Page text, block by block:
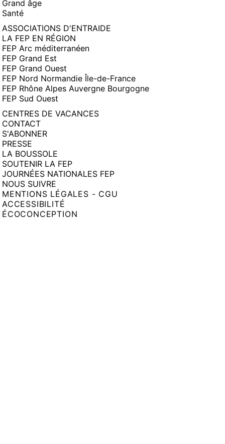
Grand âge
Santé
ASSOCIATIONS D'ENTRAIDE
LA FEP EN RÉGION
FEP Arc méditerranéen
FEP Grand Est
FEP Grand Ouest
FEP Nord Normandie Île-de-France
FEP Rhône Alpes Auvergne Bourgogne
FEP Sud Ouest
CENTRES DE VACANCES
CONTACT
S'ABONNER
PRESSE
LA BOUSSOLE
SOUTENIR LA FEP
JOURNÉES NATIONALES FEP
NOUS SUIVRE
MENTIONS LÉGALES - CGU
ACCESSIBILITÉ
ÉCOCONCEPTION